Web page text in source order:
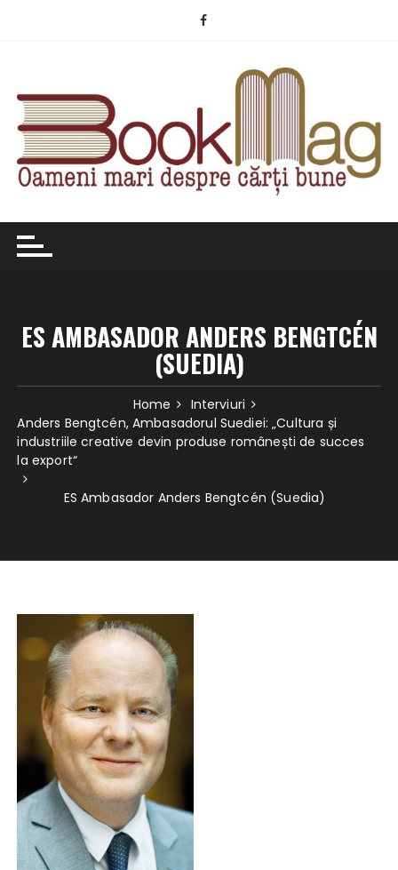
ES AMBASADOR ANDERS BENGTCÉN
(SUEDIA)
Home
Interviuri
Anders Bengtcén, Ambasadorul Suediei: „Cultura și
industriile creative devin produse românești de succes
la export“
ES Ambasador Anders Bengtcén (Suedia)